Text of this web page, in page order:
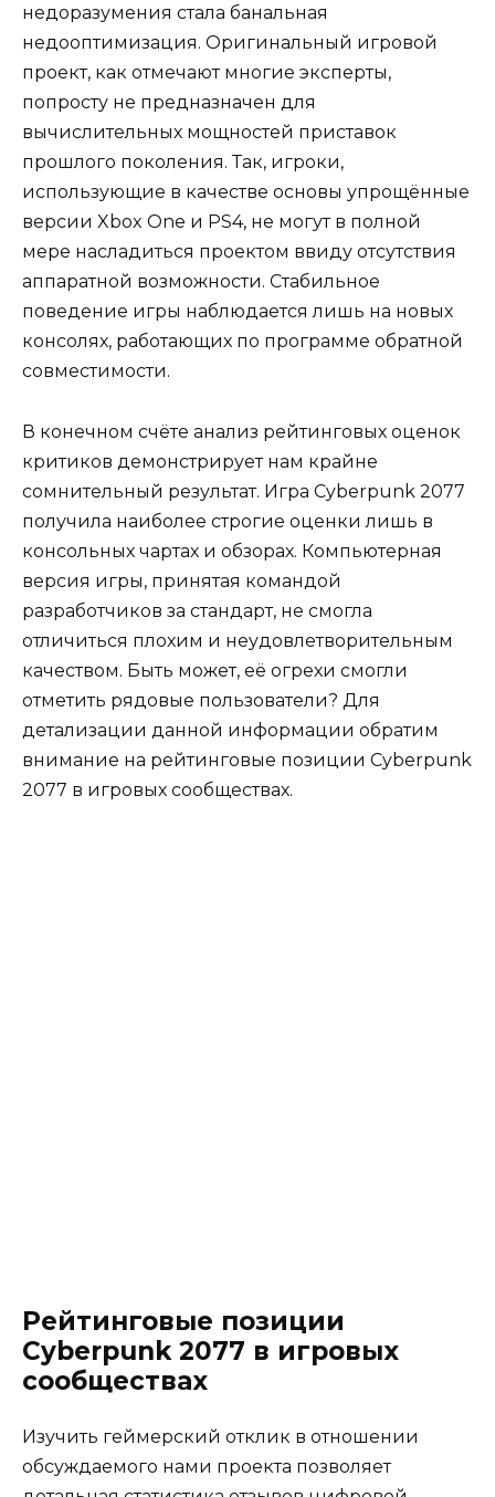
недоразумения стала банальная
недооптимизация. Оригинальный игровой
проект, как отмечают многие эксперты,
попросту не предназначен для
вычислительных мощностей приставок
прошлого поколения. Так, игроки,
использующие в качестве основы упрощённые
версии Xbox One и PS4, не могут в полной
мере насладиться проектом ввиду отсутствия
аппаратной возможности. Стабильное
поведение игры наблюдается лишь на новых
консолях, работающих по программе обратной
совместимости.
В конечном счёте анализ рейтинговых оценок
критиков демонстрирует нам крайне
сомнительный результат. Игра Cyberpunk 2077
получила наиболее строгие оценки лишь в
консольных чартах и обзорах. Компьютерная
версия игры, принятая командой
разработчиков за стандарт, не смогла
отличиться плохим и неудовлетворительным
качеством. Быть может, её огрехи смогли
отметить рядовые пользователи? Для
детализации данной информации обратим
внимание на рейтинговые позиции Cyberpunk
2077 в игровых сообществах.
Рейтинговые позиции
Cyberpunk 2077 в игровых
сообществах
Изучить геймерский отклик в отношении
обсуждаемого нами проекта позволяет